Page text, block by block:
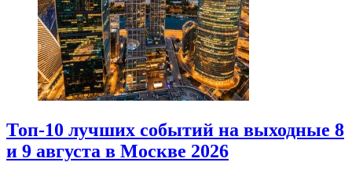
Топ-10 лучших событий на выходные 8
и 9 августа в Москве 2026